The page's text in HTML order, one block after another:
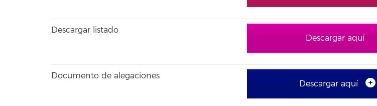
Descargar listado
Descargar aquí
Documento de alegaciones
Descargar aquí